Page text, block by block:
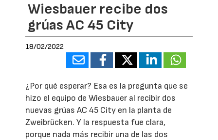
Wiesbauer recibe dos
grúas AC 45 City
18/02/2022
¿Por qué esperar? Esa es la pregunta que se
hizo el equipo de Wiesbauer al recibir dos
nuevas grúas AC 45 City en la planta de
Zweibrücken. Y la respuesta fue clara,
porque nada más recibir una de las dos